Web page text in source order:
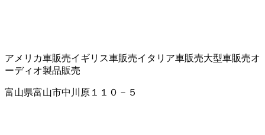
アメリカ車販売イギリス車販売イタリア車販売大型車販売オ
ーディオ製品販売
富山県富山市中川原１１０－５